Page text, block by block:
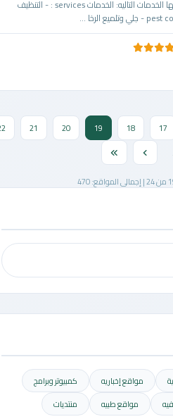
النورس هي شركه تنظيف بابوظبي لها الخدمات التاليه: الخدمات services : - التنظيف
مواقع إخباريه
كمبيوتر وبرامج
مواقع طبيه
منتديات